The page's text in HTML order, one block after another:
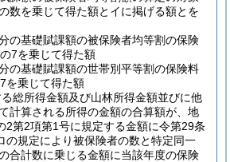
数を乗じて得た額とイに掲げる額とを
の基礎賦課額の被保険者均等割の保険
7を乗じて得た額
の基礎賦課額の世帯別平等割の保険料
を乗じて得た額
総所得金額及び山林所得金額並びに他
計算される所得の金額の合算額が、地
2第2項第1号に規定する金額に令第29条
の規定により被保険者の数と特定同一
合計数に乗じる金額に当該年度の保険